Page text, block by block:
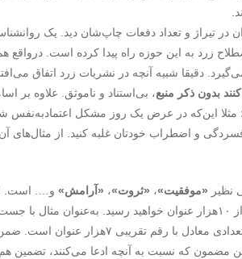
در تیراژ و تعداد دفعات چاپ‌شان دید. یک
زرد به این حوزه راه پیدا کرده است. درواقع
دقیقا شبیه آنچه در نشریات زرد اتفاق
بدون ذکر منبع، بی‌استناد و ناموثق. علاوه بر
این‌که در عرض یک روز مشکل اعتماد‌به‌نفس
و اضطراب خودتان غلبه کنید. از مثال‌های
نظیر «موفقیت»، «ثروت»، «آرامش» و…. است.
ملی جست‌و‌جو کنید، به تعداد کتابی بیش از ١٠هزار عنوان خواهید رسید.
۶٠٠ رکورد دسترسی پیدا خواهید کرد که تعدادی
مضمون که نسبت به آنچه ادعا می‌کنند، تضمین